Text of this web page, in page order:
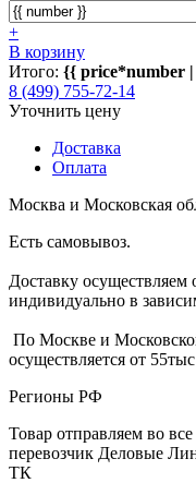
+
В корзину
Итого: {{ price*number
8 (499) 755-72-14
Уточнить цену
Доставка
Оплата
Москва и Московская
Есть самовывоз.
Доставку
индивидуально в
По Москве и
осуществляется от
Регионы РФ
Товар отправляем во
перевозчик Деловые
ТК